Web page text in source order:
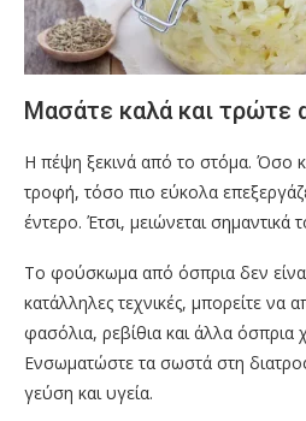
Μασάτε καλά και τρώτε
Η πέψη ξεκινά από το στόμα. Όσο
τροφή, τόσο πιο εύκολα
έντερο. Έτσι, μειώνεται
Το φούσκωμα από όσπρια δεν
κατάλληλες τεχνικές, μπορείτε να
φασόλια, ρεβίθια και άλλα όσπρια
Ενσωματώστε τα σωστά στη
γεύση και υγεία.